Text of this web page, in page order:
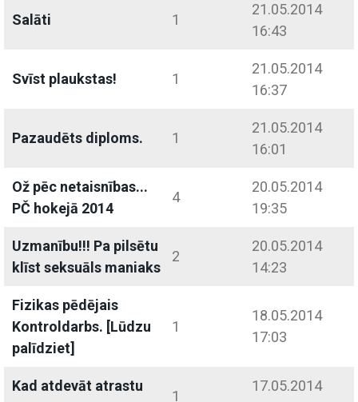
Salāti 1
21.05.2014
16:43
Svīst plaukstas! 1
21.05.2014
16:37
Pazaudēts diploms. 1
21.05.2014
16:01
Ož pēc netaisnības...
PČ hokejā 2014
4
20.05.2014
19:35
Uzmanību!!! Pa pilsētu
klīst seksuāls maniaks
2
20.05.2014
14:23
Fizikas pēdējais
Kontroldarbs. [Lūdzu
palīdziet]
1
18.05.2014
17:03
Kad atdevāt atrastu
1
17.05.2014